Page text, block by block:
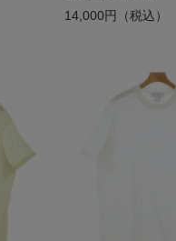
14,000円（税込）